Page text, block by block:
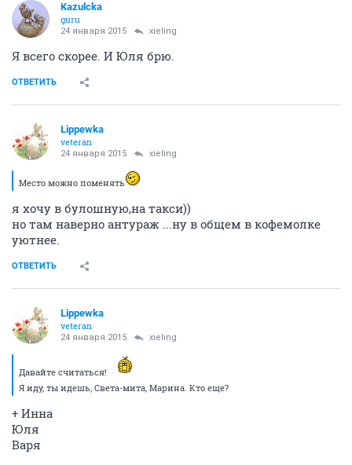
Kazulcka
guru
24 января 2015 xieling
Я всего скорее. И Юля брю.
ОТВЕТИТЬ
Lippewka
veteran
24 января 2015 xieling
Место можно поменять
я хочу в булошную,на такси))
но там наверно антураж ...ну в общем в кофемолке
уютнее.
ОТВЕТИТЬ
Lippewka
veteran
24 января 2015 xieling
Давайте считаться!
Я иду, ты идешь, Света-мита, Марина. Кто еще?
+ Инна
Юля
Варя